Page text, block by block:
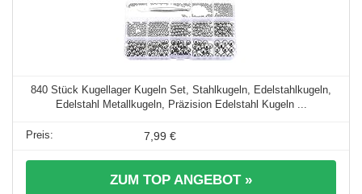
840 Stück Kugellager Kugeln Set, Stahlkugeln, Edelstahlkugeln,
Edelstahl Metallkugeln, Präzision Edelstahl Kugeln ...
7,99 €
ZUM TOP ANGEBOT »